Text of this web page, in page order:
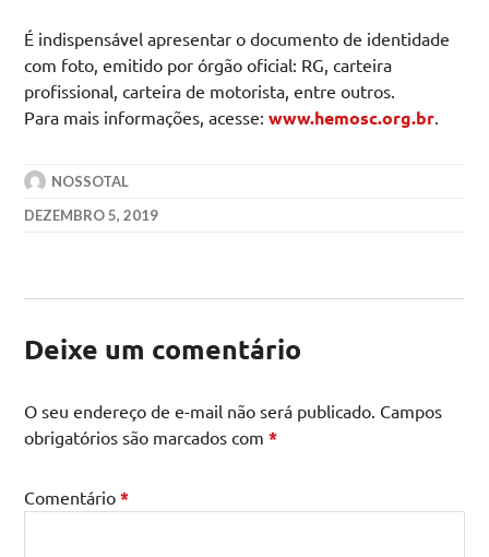
É indispensável apresentar o documento de identidade
com foto, emitido por órgão oficial: RG, carteira
profissional, carteira de motorista, entre outros.
Para mais informações, acesse:www.hemosc.org.br.
NOSSOTAL
DEZEMBRO 5, 2019
Deixe um comentário
O seu endereço de e-mail não será publicado. Campos
obrigatórios são marcados com*
Comentário*